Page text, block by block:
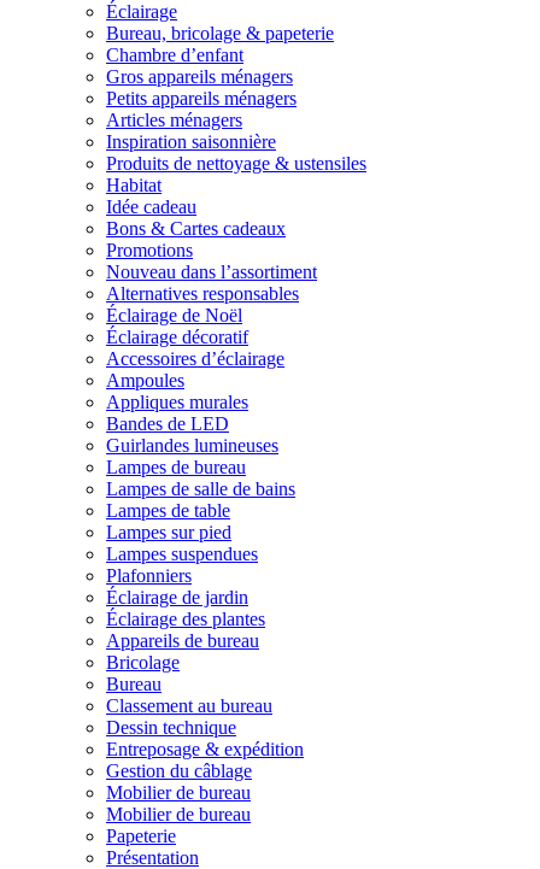
Éclairage
Bureau, bricolage & papeterie
Chambre d’enfant
Gros appareils ménagers
Petits appareils ménagers
Articles ménagers
Inspiration saisonnière
Produits de nettoyage & ustensiles
Habitat
Idée cadeau
Bons & Cartes cadeaux
Promotions
Nouveau dans l’assortiment
Alternatives responsables
Éclairage de Noël
Éclairage décoratif
Accessoires d’éclairage
Ampoules
Appliques murales
Bandes de LED
Guirlandes lumineuses
Lampes de bureau
Lampes de salle de bains
Lampes de table
Lampes sur pied
Lampes suspendues
Plafonniers
Éclairage de jardin
Éclairage des plantes
Appareils de bureau
Bricolage
Bureau
Classement au bureau
Dessin technique
Entreposage & expédition
Gestion du câblage
Mobilier de bureau
Mobilier de bureau
Papeterie
Présentation